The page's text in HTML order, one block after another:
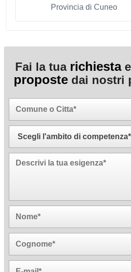
Provincia di Cuneo
Fai la tua richiesta
proposte dai nostri